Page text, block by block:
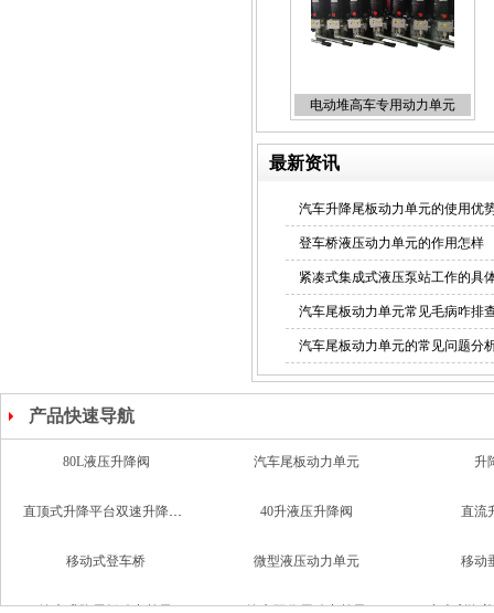
非标液压系统
电动堆高车专用动力单元
最新资讯
汽车升降尾板动力单元的使用优
登车桥液压动力单元的作用怎样
紧凑式集成式液压泵站工作的具
汽车尾板动力单元常见毛病咋排
汽车尾板动力单元的常见问题分
产品快速导航
40升液压升降阀 直
移动式登车桥 微型液压动力单元 移
汽车升降尾板动力单元 汽车双作用动力单元 意大利海